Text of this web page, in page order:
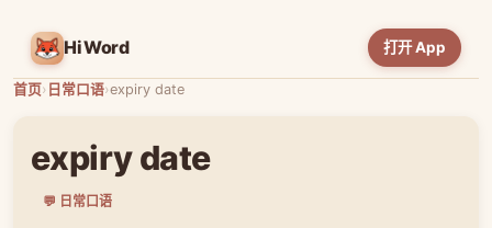
HiWord 打开 App
首页› 日常口语›expiry date
expiry date
💬 日常口语